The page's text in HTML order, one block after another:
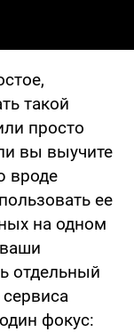
такой
просто
вы выучите
вроде
ее
на одном
отдельный
фокус: